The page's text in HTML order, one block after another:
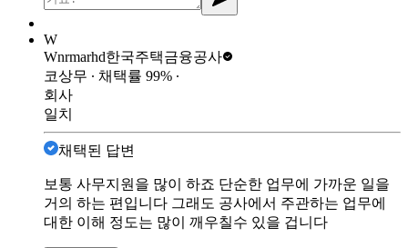
W
Wnrmarhd한국주택금융공사
코상무 ∙ 채택률 99% ∙
회사
일치
채택된 답변
보통 사무지원을 많이 하죠 단순한 업무에 가까운 일을
거의 하는 편입니다 그래도 공사에서 주관하는 업무에
대한 이해 정도는 많이 깨우칠수 있을 겁니다